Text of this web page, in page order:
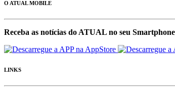
O ATUAL MOBILE
Receba as notícias do ATUAL no seu
LINKS